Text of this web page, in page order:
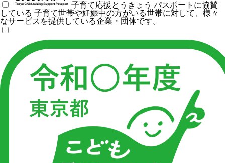
子育て応援とうきょう パスポートに協賛
している 子育て世帯や妊娠中の方がいる世帯に対して、様々
なサービスを提供している企業・団体です。